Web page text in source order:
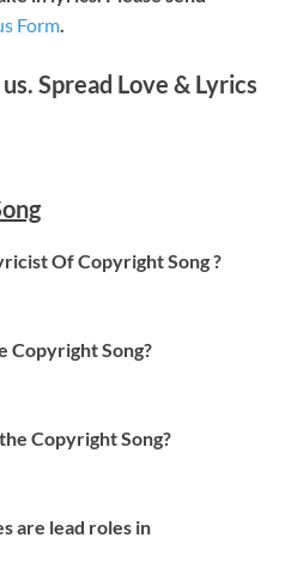
Form.
Spread Love & Lyrics
OfCopyrightSong ?
CopyrightSong?
CopyrightSong?
are lead roles in